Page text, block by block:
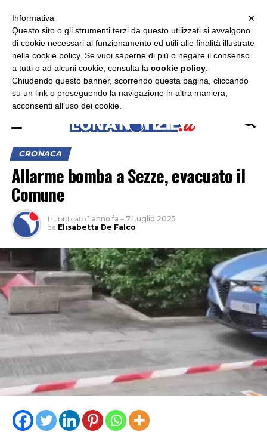
ASCOLTA RADIO LUNA
CRONACA
Allarme bomba a Sezze, evacuato il
Comune
Pubblicato 1 anno fa – 7 Luglio 2025
da Elisabetta De Falco
×
×
Informativa
Questo sito o gli strumenti terzi da questo utilizzati si avvalgono
di cookie necessari al funzionamento ed utili alle finalità illustrate
nella cookie policy. Se vuoi saperne di più o negare il consenso
a tutti o ad alcuni cookie, consulta la cookie policy
Chiudendo questo banner, scorrendo questa pagina, cliccando
su un link o proseguendo la navigazione in altra maniera,
acconsenti all’uso dei cookie.